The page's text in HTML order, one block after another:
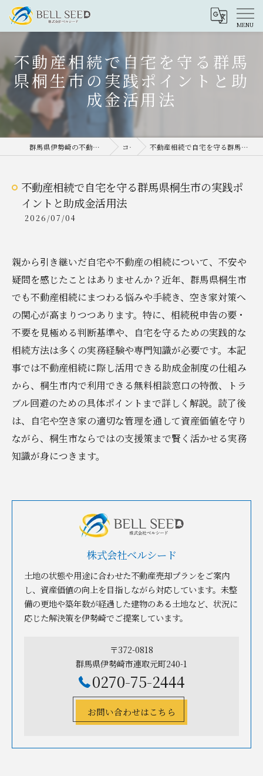
不動産相続で自宅を守る群馬
県桐生市の実践ポイントと助
成金活用法
群馬県伊勢崎の不動産売却なら株式会社ベルシード コラム 不動産相続で自宅を守る群馬県桐生市の実践ポイントと助成金活用法
不動産相続で自宅を守る群馬県桐生市の実践ポ
イントと助成金活用法
2026/07/04
親から引き継いだ自宅や不動産の相続について、不安や
疑問を感じたことはありませんか？近年、群馬県桐生市
でも不動産相続にまつわる悩みや手続き、空き家対策へ
の関心が高まりつつあります。特に、相続税申告の要・
不要を見極める判断基準や、自宅を守るための実践的な
相続方法は多くの実務経験や専門知識が必要です。本記
事では不動産相続に際し活用できる助成金制度の仕組み
から、桐生市内で利用できる無料相談窓口の特徴、トラ
ブル回避のための具体ポイントまで詳しく解説。読了後
は、自宅や空き家の適切な管理を通して資産価値を守り
ながら、桐生市ならではの支援策まで賢く活かせる実務
知識が身につきます。
株式会社ベルシード
土地の状態や用途に合わせた不動産売却プランをご案内
し、資産価値の向上を目指しながら対応しています。未整
備の更地や築年数が経過した建物のある土地など、状況に
応じた解決策を伊勢崎でご提案しています。
〒372-0818
群馬県伊勢崎市連取元町240-1
0270-75-2444
お問い合わせはこちら